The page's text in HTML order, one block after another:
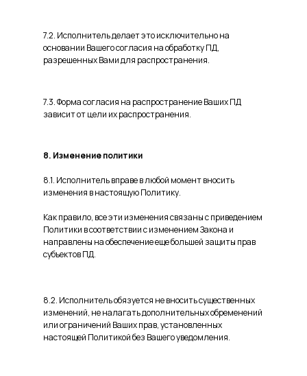
7.2. Исполнитель делает это исключительно на
основании Вашего согласия на обработку ПД,
разрешенных Вами для распространения.
7.3. Форма согласия на распространение Ваших ПД
зависит от цели их распространения.
8. Изменение политики
8.1. Исполнитель вправе в любой момент вносить
изменения в настоящую Политику.
Как правило, все эти изменения связаны с приведением
Политики в соответствии с изменением Закона и
направлены на обеспечение еще большей защиты прав
субъектов ПД.
8.2. Исполнитель обязуется не вносить существенных
изменений, не налагать дополнительных обременений
или ограничений Ваших прав, установленных
настоящей Политикой без Вашего уведомления.